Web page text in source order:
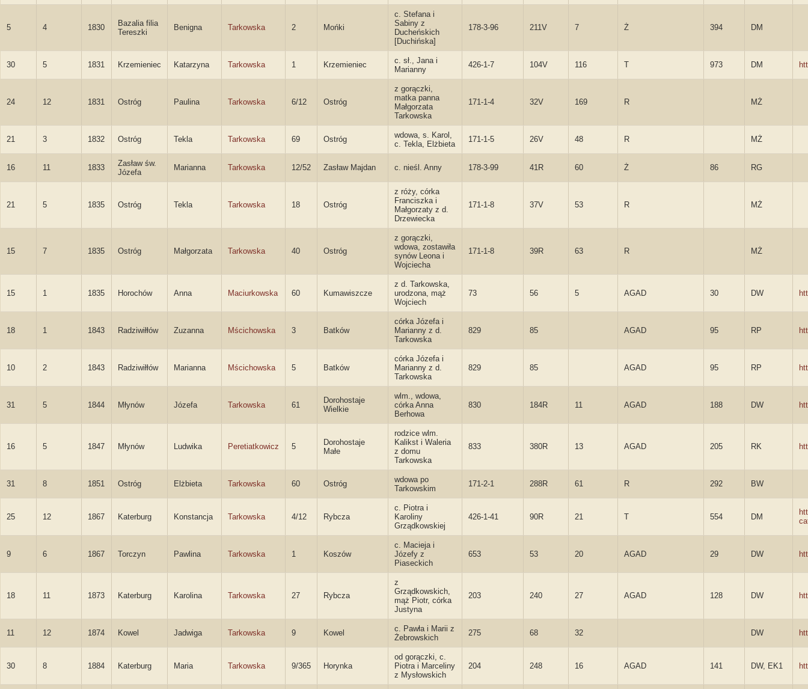
5 4 1830
Bazalia filia
Tereszki
Benigna Tarkowska 2 Mońki
c. Stefana i
Sabiny z
Ducheńskich
[Duchińska]
178-3-96 211V 7 Ż 394 DM
30 5 1831 Krzemieniec Katarzyna Tarkowska 1 Krzemieniec
c. sł., Jana i
Marianny
426-1-7 104V 116 T 973 DM
24 12 1831 Ostróg Paulina Tarkowska 6/12 Ostróg
z gorączki,
matka panna
Małgorzata
Tarkowska
171-1-4 32V 169 R MŻ
21 3 1832 Ostróg Tekla Tarkowska 69 Ostróg
wdowa, s. Karol,
c. Tekla, Elżbieta
171-1-5 26V 48 R MŻ
16 11 1833
Zasław św.
Józefa
Marianna Tarkowska 12/52 Zasław Majdan c. nieśl. Anny 178-3-99 41R 60 Ż 86 RG
21 5 1835 Ostróg Tekla Tarkowska 18 Ostróg
z róży, córka
Franciszka i
Małgorzaty z d.
Drzewiecka
171-1-8 37V 53 R MŻ
15 7 1835 Ostróg Małgorzata Tarkowska 40 Ostróg
z gorączki,
wdowa, zostawiła
synów Leona i
Wojciecha
171-1-8 39R 63 R MŻ
15 1 1835 Horochów Anna Maciurkowska 60 Kumawiszcze
z d. Tarkowska,
urodzona, mąż
Wojciech
73 56 5 AGAD 30 DW
18 1 1843 Radziwiłłów Zuzanna Mścichowska 3 Batków
córka Józefa i
Marianny z d.
Tarkowska
829 85 AGAD 95 RP
10 2 1843 Radziwiłłów Marianna Mścichowska 5 Batków
córka Józefa i
Marianny z d.
Tarkowska
829 85 AGAD 95 RP
31 5 1844 Młynów Józefa Tarkowska 61
Dorohostaje
Wielkie
wlm., wdowa,
córka Anna
Berhowa
830 184R 11 AGAD 188 DW
16 5 1847 Młynów Ludwika Peretiatkowicz 5
Dorohostaje
Małe
rodzice wlm.
Kalikst i Waleria
z domu
Tarkowska
833 380R 13 AGAD 205 RK
31 8 1851 Ostróg Elżbieta Tarkowska 60 Ostróg
wdowa po
Tarkowskim
171-2-1 288R 61 R 292 BW
25 12 1867 Katerburg Konstancja Tarkowska 4/12 Rybcza
c. Piotra i
Karoliny
Grządkowskiej
426-1-41 90R 21 T 554 DM
9 6 1867 Torczyn Pawlina Tarkowska 1 Koszów
c. Macieja i
Józefy z
Piaseckich
653 53 20 AGAD 29 DW
18 11 1873 Katerburg Karolina Tarkowska 27 Rybcza
z
Grządkowskich,
mąż Piotr, córka
Justyna
203 240 27 AGAD 128 DW
11 12 1874 Kowel Jadwiga Tarkowska 9 Kowel
c. Pawła i Marii z
Żebrowskich
275 68 32 DW
30 8 1884 Katerburg Maria Tarkowska 9/365 Horynka
od gorączki, c.
Piotra i Marceliny
z Mysłowskich
204 248 16 AGAD 141 DW, EK1